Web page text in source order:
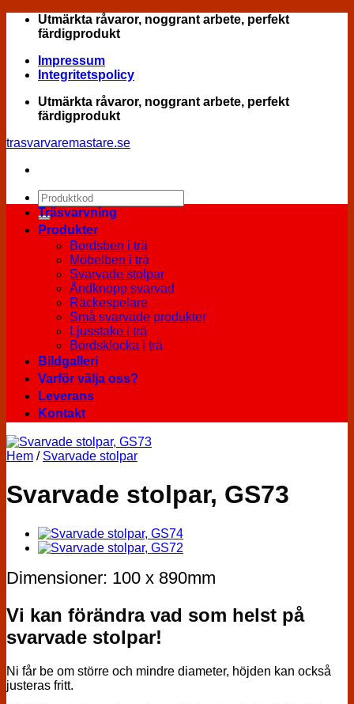
Skip
Utmärkta råvaror, noggrant arbete, perfekt
färdigprodukt
Impressum
Integritetspolicy
Utmärkta råvaror, noggrant arbete, perfekt
färdigprodukt
trasvarvaremastare.se
Sök
efter:
Träsvarvning
Produkter
Bordsben i trä
Möbelben i trä
Svarvade stolpar
Ändknopp svarvad
Räckespelare
Små svarvade produkter
Ljusstake i trä
Bordsklocka i trä
Bildgalleri
Varför välja oss?
Leverans
Kontakt
Hem / Svarvade stolpar
Svarvade stolpar, GS73
Dimensioner: 100 x 890mm
Vi kan förändra vad som helst på
svarvade stolpar!
Ni får be om större och mindre diameter, höjden kan också
justeras fritt.